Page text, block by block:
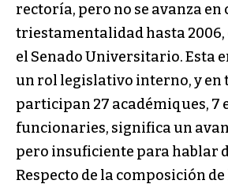
rectoría, pero no se avanza en
triestamentalidad hasta 2006,
el Senado Universitario. Esta
un rol legislativo interno, y en
participan 27 académiques, 7
funcionaries, significa un
pero insuficiente para hablar
Respecto de la composición